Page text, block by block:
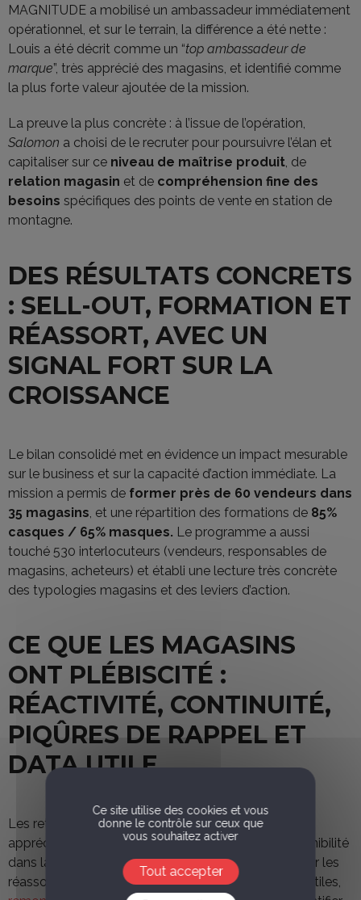
Ce site utilise des cookies et vous
donne le contrôle sur ceux que
vous souhaitez activer
Tout accepter
MAGNITUDE a mobilisé un ambassadeur immédiatement
opérationnel, et sur le terrain, la différence a été nette :
Louis a été décrit comme un “top ambassadeur de
marque”, très apprécié des magasins, et identifié comme
la plus forte valeur ajoutée de la mission.
La preuve la plus concrète : à l’issue de l’opération,
Salomon a choisi de le recruter pour poursuivre l’élan et
capitaliser sur ce niveau de maîtrise produit, de
relation magasin et de compréhension fine des
besoins spécifiques des points de vente en station de
montagne.
DES RÉSULTATS CONCRETS
: SELL-OUT, FORMATION ET
RÉASSORT, AVEC UN
SIGNAL FORT SUR LA
CROISSANCE
Le bilan consolidé met en évidence un impact mesurable
sur le business et sur la capacité d’action immédiate. La
mission a permis de former près de 60 vendeurs dans
35 magasins , et une répartition des formations de 85%
casques / 65% masques. Le programme a aussi
touché 530 interlocuteurs (vendeurs, responsables de
magasins, acheteurs) et établi une lecture très concrète
des typologies magasins et des leviers d’action.
CE QUE LES MAGASINS
ONT PLÉBISCITÉ :
RÉACTIVITÉ, CONTINUITÉ,
PIQÛRES DE RAPPEL ET
DATA UTILE
Les retours terrain mettent en avant une démarche
appréciée : accompagnement des magasins, disponibilité
dans la continuité des échanges sell-in, réactivité sur les
réassorts, contenus digitaux et “piqûres de rappel” utiles,